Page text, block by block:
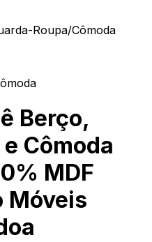
Roupa/Cômoda
Berço,
Cômoda
MDF
Móveis